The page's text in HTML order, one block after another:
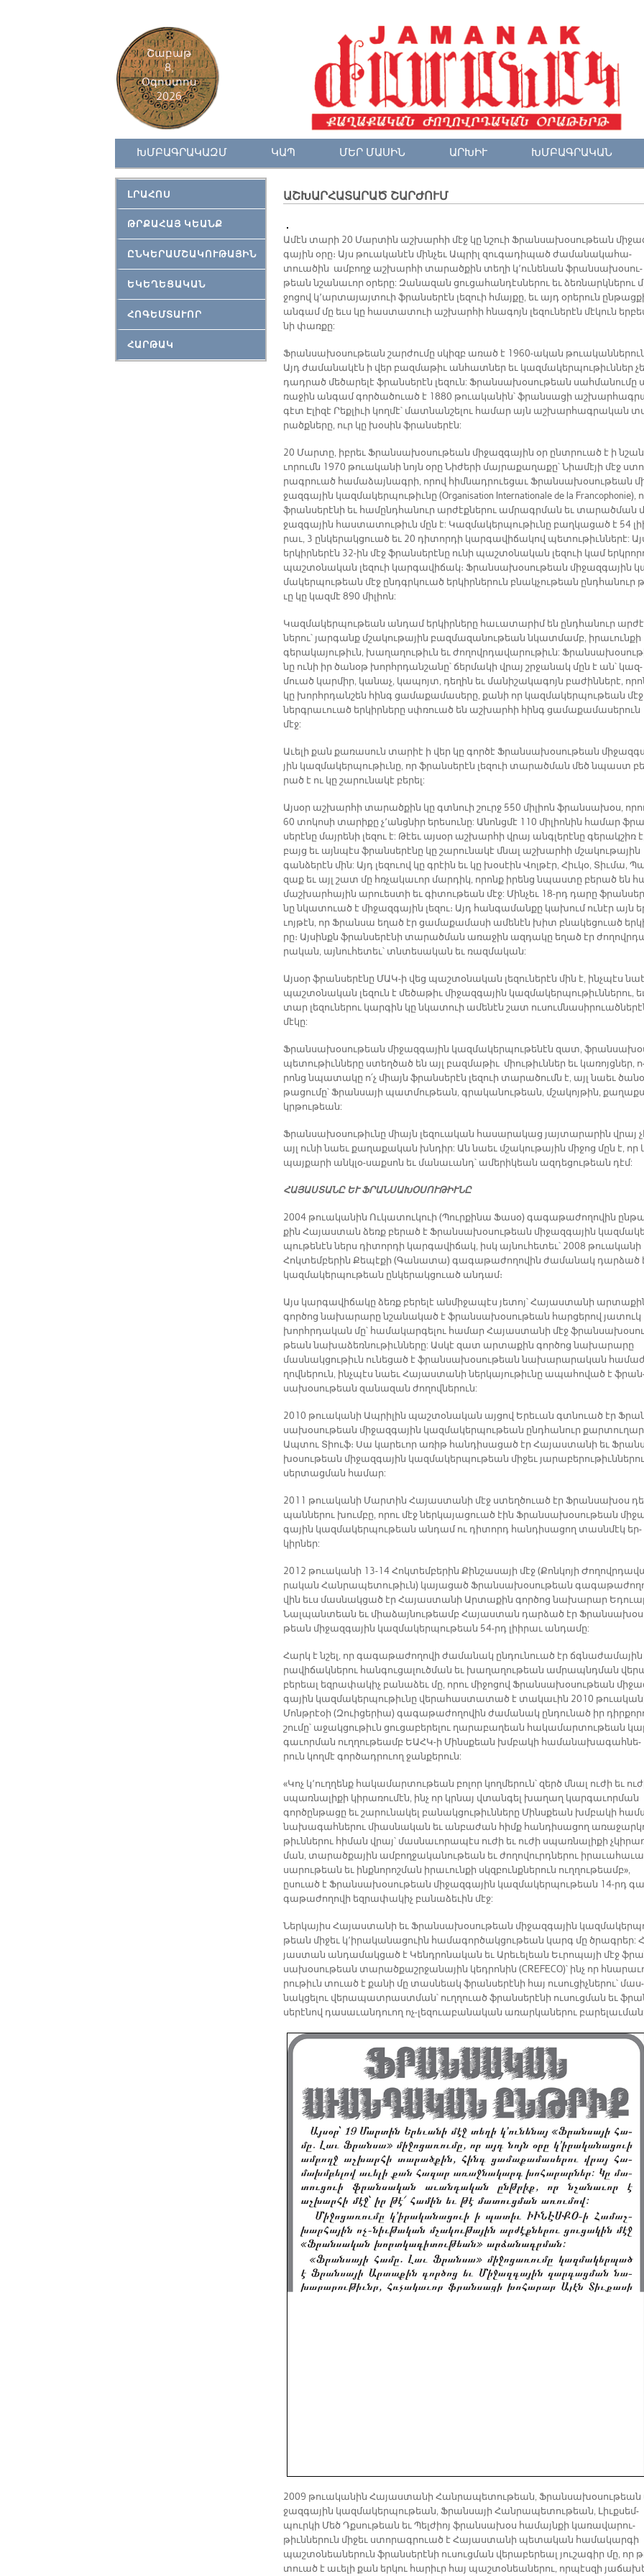
Շաբաթ
8,
Օգոստոս
2026
ԽՄԲԱԳՐԱԿԱԶՄ ԿԱՊ ՄԵՐ ՄԱՍԻՆ ԱՐԽԻՒ ԽՄԲԱԳՐԱԿԱՆ
ԼՐԱՀՈՍ
ԹՐՔԱՀԱՅ ԿԵԱՆՔ
ԸՆԿԵՐԱՄՇԱԿՈՒԹԱՅԻՆ
ԵԿԵՂԵՑԱԿԱՆ
ՀՈԳԵՄՏԱՒՈՐ
ՀԱՐԹԱԿ
ԱՇԽԱՐՀԱՏԱՐԱԾ ՇԱՐԺՈՒՄ
Ա­մէն տա­րի 20 Մար­տին աշ­խար­հի մէջ կը նշուի Ֆրան­սա­խօ­սու­թեան
գա­յին օ­րը։ Այս թուա­կա­նէն մին­չեւ Ապ­րիլ զու­գա­դի­պած ժա­մա­նա­կա­հա­
տուա­ծին ամ­բողջ աշ­խար­հի տա­րած­քին տե­ղի կ­­՚ու­նե­նան ֆրան­սա­խօ­սու­
թեան նշա­նա­ւոր օ­րե­րը: Զա­նա­զան ցու­ցա­հան­դէս­նե­րու եւ ձեռ­նարկ­նե­րու
ջո­ցով կ՚ար­տա­յայ­տուի ֆրան­սե­րէն լե­զուի հմայ­քը, եւ այդ օ­րե­րուն
ան­գամ մը եւս կը հաս­տատուի աշ­խար­հի հնա­գոյն լե­զու­նե­րէն մէ­կուն
նի փառ­քը:
Ֆրան­սա­խօ­սու­թեան շար­ժու­մը սկիզբ ա­ռած է 1960-ա­կան
Այդ ժա­մա­նա­կէն ի վեր բազ­մա­թիւ ան­հատ­ներ եւ կազ­մա­կեր­պու­թիւն­ներ
դադ­րած մե­ծա­րելէ ֆրան­սե­րէն լե­զուն: Ֆրան­սա­խօ­սու­թեան սահ­մա­նու­մը
ռա­ջին ան­գամ գոր­ծա­ծուած է 1880 թուա­կա­նին՝ ֆրան­սա­ցի
գէտ Է­լի­զէ Րեք­լիւ­ի կող­մէ՝ մատ­նան­շե­լու հա­մար այն աշ­խար­հագ­րա­կան
րածք­նե­րը, ուր կը խօ­սին ֆրան­սե­րէն:
20 Մար­տը, իբ­րեւ Ֆրան­սա­խօ­սու­թեան մի­ջազ­գա­յին օր ընտ­րուած է ի
ւո­րումն 1970 թուա­կա­նի նոյն օ­րը Նի­ժե­րի մայ­րա­քա­ղա­քը՝ Նիա­մէ­յի մէջ
րագ­րուած հա­մա­ձայ­նագ­րի, ո­րով հիմ­նադ­րուե­ցաւ Ֆրան­սա­խօ­սու­թեան
ջազ­գա­յին կազ­մա­կեր­պու­թիւ­նը (Organisation Internationale de la Francophonie),
ֆրան­սե­րէ­նի եւ հա­մընդ­հա­նուր ար­ժէք­նե­րու ամ­րագր­ման եւ տա­րած­ման
ջազ­գա­յին հաս­տա­տու­թիւն մըն է: Կազ­մա­կեր­պու­թիւ­նը բաղ­կա­ցած է 54
րաւ, 3 ըն­կե­րակ­ցուած եւ 20 դի­տոր­դի կար­գա­վի­ճա­կով պե­տու­թիւն­նե­րէ:
եր­կիր­նե­րէն 32-ին մէջ ֆրան­սե­րէ­նը ու­նի պաշ­տօ­նա­կան լե­զուի կամ
պաշ­տօ­նա­կան լե­զուի կար­գա­վի­ճակ։ Ֆրան­սա­խօ­սու­թեան մի­ջազ­գա­յին
մա­կեր­պու­թեան մէջ ընդգր­կուած եր­կիր­նե­րուն բնակ­չու­թեան ընդ­հա­նուր
ւը կը կազ­մէ 890 մի­լիոն:
Կազ­մա­կեր­պու­թեան ան­դամ եր­կիր­նե­րը հա­ւա­տա­րիմ են ընդ­հա­նուր
նե­րու՝ յար­գանք մշա­կու­թա­յին բազ­մա­զա­նու­թեան նկատ­մամբ, ի­րա­ւուն­քի
գե­րա­կա­յու­թիւն, խա­ղա­ղու­թիւն եւ ժո­ղովրդա­վա­րու­թիւն:
նը ու­նի իր ծա­նօթ խորհր­դա­նշա­նը՝ ճեր­մա­կի վրայ շրջա­նակ մըն է ան՝ կազ­
մուած կար­միր, կա­նաչ, կա­պոյտ, դե­ղին եւ մա­նի­շա­կա­գոյն բա­­ժին­նե­րէ,
կը խորհր­դանշեն հինգ ցա­մա­քա­մա­սե­րը, քա­նի որ կազ­մա­կեր­պու­թեան մէջ
ներգրա­ւուած եր­կիր­նե­րը սփռուած են աշ­խար­հի հինգ ­ցա­մաք­ա­մա­սե­րուն
մէջ:
Ա­ւե­լի քան քա­ռա­սուն տա­րիէ ի վեր կը գոր­ծէ Ֆրան­սա­խօ­սու­թեան
յին կազ­մա­կեր­պու­թիւ­նը, որ ֆրան­սե­րէն լե­զուի տա­րած­մա­ն մեծ նպաստ
րած է ու կը շա­րու­նա­կէ բե­րել:
Այ­սօր աշ­խար­հի տա­րած­քին կը գտնուի շուրջ 550 մի­լիոն ֆրան­սա­խօս,
60 տո­կո­սի տա­րի­քը չ՚անց­նիր ե­րե­սու­նը: Ա­նոնց­մէ 110 մի­լիո­նին հա­մար
սե­րէ­նը մայ­րե­նի լե­զու է: Թէեւ այ­սօր աշ­խար­հի վրայ անգ­լե­րէ­նը գե­րակ­շիռ
բայց եւ այն­պէս ֆրան­սե­րէ­նը կը շա­րու­նա­կէ մնալ աշ­խար­հի մշա­կու­թա­յին
գան­ձե­րէն մին: Այդ լե­զուով կը գրէին եւ կը խօ­սէին Վոլ­թէ­ր, Հիւ­կօ, Տիւ­մա,
զա­ք եւ այլ շատ մը հռչա­կա­ւոր մար­դիկ, ո­րոնք ի­րենց նպաս­տը բե­րած են
մաշ­խար­հա­յին ա­րուես­տի եւ գի­տու­թեան մէջ: Մին­չեւ 18-րդ դա­րը
նը նկա­տուած է մի­ջազ­գա­յին լե­զու։ Այդ հան­գա­ման­քը կա­խում ու­նէր այն
ւոյ­թէն, որ Ֆրան­սա ե­ղած էր ­ցա­մա­քա­մա­սի ա­մե­նէն խիտ բնա­կեց­ուած
րը։ Այ­սինքն ֆրան­սե­րէ­նի տա­րած­ման ա­ռա­ջին ազ­դա­կը ե­ղած էր
րա­կան, այ­նու­հե­տեւ՝ տնտե­սա­կան եւ ռազ­մա­կան:
Այ­սօր ֆրան­սե­րէ­նը ՄԱԿ-ի վեց պաշ­տօ­նա­կան լե­զու­նե­րէն մին է, ինչ­պէս
պաշ­տօ­նա­կան լե­զուն է մե­ծա­թիւ մի­ջազ­գա­յին կազ­մա­կեր­պու­թիւն­նե­րու,
տար լե­զու­նե­րու կար­գին կը նկա­տուի ա­մե­նէն շատ
մէ­կը:
Ֆրան­սա­խօ­սու­թեան մի­ջազ­գա­յին կազ­մա­կեր­պու­թե­նէն զատ,
պե­տու­թիւն­նե­րը ստեղ­ծած են այլ բազ­մա­թիւ միու­թիւն­ներ եւ կա­ռոյց­ներ,
րոնց նպա­տա­կը ո՛չ միայն ֆրան­սե­րէն լեզուի տա­րա­ծումն է, այլ նաեւ
թա­ցու­մը՝ Ֆրան­սա­յի պատ­մու­թեան, գրա­կա­նու­թեան, մշա­կոյ­թին,
կրթու­թեան:
Ֆրան­սա­խօ­սու­թիւ­նը միայն լե­զուա­կան հա­սա­րա­կաց յայ­տա­րա­րին վրայ
այլ ու­նի նաեւ քա­ղա­քա­կան խնդիր: Ան նաեւ մշա­կու­թա­յին մի­ջոց մըն է, ո­ր
պայ­քա­րի անկ­լօ-սաք­սո­ն եւ մա­նա­ւանդ՝ ա­մե­րի­կեան ազ­դե­ցու­թեան դէմ:
ՀԱ­ՅԱՍ­ՏԱ­ՆԸ ԵՒ ՖՐԱՆ­ՍԱ­ԽՕ­ՍՈՒ­ԹԻՒ­ՆԸ
2004 թուա­կա­նին Ո­ւ­­կա­տու­կուի (Պուր­քի­նա Ֆա­սօ) գա­գա­թա­ժո­ղո­վին
քին Հա­յաս­տա­ն ձեռք բե­րած է Ֆրան­սա­խօ­սու­թեան մի­ջազ­գա­յին
պու­թե­նէն ներս դի­տոր­դի կար­գա­վի­ճակ, իսկ այ­նու­հե­տեւ՝ 2008 թուա­կա­նի
Հոկ­տեմ­բե­րին Քե­պէ­քի (Գա­նա­տա) գա­գա­թա­ժո­ղո­վին ժա­մա­նակ դար­ձած
կազ­մա­կեր­պու­թեան ըն­կե­րակ­ցուած ան­դամ։
Այս կար­գա­վի­ճա­կը ձեռք բե­րե­լէ ան­մի­ջա­պէս յե­տոյ՝ Հա­յաս­տա­նի
գոր­ծոց նա­խա­րա­րը նշա­նա­կած է ֆրան­սա­խօ­սու­թեան հար­ցե­րով յա­տուկ
խոր­հրդա­կան մը՝ հա­մա­կար­գե­լու հա­մար Հա­յաս­տա­նի մէջ
թեան նա­­խա­ձեռ­նու­թիւ­ննե­րը: Աս­կէ զատ ար­տա­քին գոր­ծոց նա­խա­րա­րը
մաս­­նակ­ցու­թիւն ու­նե­ցած է ֆրան­սա­­խօ­սու­թեան նա­խա­րա­րա­կան
ղով­նե­րուն, ինչ­պէս նաեւ Հա­­յաս­տա­նի ներ­կա­յու­թիւ­նը ա­պա­հո­ված է
սա­խօ­սու­թեան զա­նա­­զան ­ժո­ղով­նե­րուն:
2010 թ­­ուա­կա­նի Ապ­րի­լին պաշ­տօ­նա­կան այ­ցով Ե­րե­ւան գտնուած էր
սա­խօ­սու­թեան մի­ջազ­գա­յին կազ­մա­կեր­պու­թեան ընդ­հա­նուր քար­տու­ղար
Ապ­տու Տիու­ֆ։ Սա կա­րե­ւոր ա­ռիթ հան­դի­սա­ցած էր Հա­յաս­տա­նի եւ
խօ­սու­թեան մի­ջազ­գա­յին կազ­մա­կեր­պու­թեան մի­ջեւ յա­րա­բե­րու­թիւն­նե­րու
սեր­տաց­ման հա­մար:
2011 թ­­ուա­կա­նի Մար­տին Հա­յաս­տա­նի մէջ ստեղ­ծուած էր Ֆրան­սա­խօս
պան­նե­րու խում­բը, ո­րու մէջ ներ­կա­յա­ցուած էին Ֆրան­սա­խօ­սու­թեան
գա­յին կազ­մա­կեր­պու­թեան ան­դամ ու դի­տորդ հան­դի­սա­ցող տասն­մէկ եր­
կիր­նե­ր:
2012 թ­­ուա­կա­նի 13-14 Հոկ­տեմ­բե­րին Քին­շա­սա­յի մէջ (Քոն­կո­յի
րա­կան Հան­րա­պե­տու­թիւն) կա­յա­ցած Ֆրան­սա­խօ­սու­թեան
վին եւս մաս­նակ­ցած էր Հա­յաս­տա­նի Ար­տա­քին գոր­ծոց նա­խա­րար
Նալ­պան­տեա­ն եւ միա­ձայ­նու­թեամբ Հա­յաս­տան դար­ձած էր
թեան մի­ջազ­գա­յին կազ­մա­կեր­պու­թեան 54-րդ լիի­րաւ ան­դամ­ը:
Հարկ է նշել, որ գա­գա­թա­ժո­ղո­վի ժա­մա­նակ ըն­դու­նուած էր
րա­վի­ճակ­նե­րու հան­գու­ցա­լուծ­ման եւ խա­ղա­ղու­թեան ամ­րապնդ­ման
բե­րեալ եզ­րա­փա­կիչ բա­նա­ձեւ մը, ո­րու մի­ջո­ցով Ֆրան­սա­խօ­սու­թեան
գա­յին կազ­մա­կեր­պու­թիւ­նը վե­րա­հաս­տա­տած է տա­կա­ւին 2010
Մոնթ­րէօի (Զուի­ցե­րիա) գա­գա­թա­ժո­ղո­վին ժա­մա­նակ ըն­դու­նած իր
շու­մը՝ ա­ջակ­ցու­թիւն ցու­ցա­բե­րե­լու ղա­րա­բա­ղեան հա­կա­մար­տու­թեան
գա­ւոր­ման ուղ­ղու­թեամբ ԵԱՀԿ-ի Մինս­քեան խմբա­կի հա­մա­նա­խա­գահ­նե­
րուն կող­մէ գոր­ծադ­րուող ջան­քե­րուն:
«Կոչ կ­­՚ուղ­ղենք հա­կա­մար­տու­թեան բո­լոր կող­մե­րուն՝ զերծ մնալ ու­ժի եւ
սպառ­նա­լի­քի կի­րա­ռու­մէն, ին­չ որ կրնայ վտան­գել խա­ղաղ կար­գա­ւոր­ման
գոր­ծըն­թա­ցը եւ շա­րու­նա­կել բա­նակ­ցու­թիւն­նե­րը Մինս­քեան խմ­­բա­կի
նա­խա­գահ­նե­րու միաս­նա­կան եւ ան­բա­ժան հիմք հան­դի­սա­ցող
թիւն­նե­րու հի­ման վրայ՝ մաս­նա­ւո­րա­պէս ու­ժի եւ ու­ժի սպառ­նա­լի­քի
ման, տա­րած­քա­յին ամ­բող­ջա­կա­նու­թեան եւ ժո­ղո­վուրդ­նե­րու
սա­րու­թեան եւ ինք­նո­րոշ­ման ի­րա­ւուն­քի սկզբունք­նե­րուն ուղ­ղու­թեամբ»,
ըսուած է Ֆրան­սա­խօ­սու­թեան մի­ջազ­գա­յին կազ­մա­կեր­պու­թեան 14-րդ
գա­թա­ժո­ղո­վի եզ­րա­փա­կիչ բա­նա­ձե­ւին մէջ:
Ներ­կա­յիս Հա­յաս­տա­նի եւ Ֆրան­սա­խօ­սու­թեան մի­ջազ­գա­յին
թեան մի­ջեւ կ՚ի­րա­կա­նա­ցուին հա­մա­գոր­ծակ­ցու­թեան կարգ մը ծրագ­րեր:
յաս­տա­ն ան­դա­մակ­ցած է Կենդ­րո­նա­կան եւ Ա­րե­ւե­լեան Եւ­րո­պա­յի մէջ
սա­խօ­սու­թեան տա­րած­քաշր­ջա­նա­յին կեդ­րո­նին (CREFECO)՝ ինչ որ
րու­թիւն տո­ւած է քա­նի մը տաս­նեակ ֆրան­սե­րէ­նի հայ ու­սու­ցիչ­նե­րու՝ մաս­
նակ­ցե­լու վե­րա­պատ­րաստ­ման՝ ուղ­ղուած ֆրան­սե­րէ­նի ու­սուց­ման եւ
սե­րէ­նով դա­սա­ւան­դուող ոչ-լե­զուա­բա­նա­կան ա­ռար­կա­նե­րու բա­րե­լաւ­մա­ն:
2009 թուա­կա­նին Հա­յաս­տա­նի Հան­րա­պե­տու­թեան, Ֆրան­սա­խօսու­թեան
ջազ­գա­յին կազ­մա­կեր­պու­թեան, Ֆրան­սա­յի Հան­րա­պե­տու­թեան, Լիւք­սեմ­
պուր­կի Մեծ Դքսու­թեան եւ Պել­ժիոյ ֆրան­սա­խօս հա­մայն­քի կա­ռա­վա­րու­
թիւն­նե­րուն մի­ջեւ ստո­րագ­րուած է Հա­յաս­տա­նի պե­տա­կան հա­մա­կար­գի
պաշ­տօ­նեա­նե­րուն ֆրան­սե­րէ­նի ու­սուց­ման վե­րա­բե­րեալ յու­շա­գիր մը, ո­ր
տուած է ա­ւե­լի քան եր­կու հա­րիւր հայ պաշ­տօ­նեա­նե­րու, որ­պէս­զի